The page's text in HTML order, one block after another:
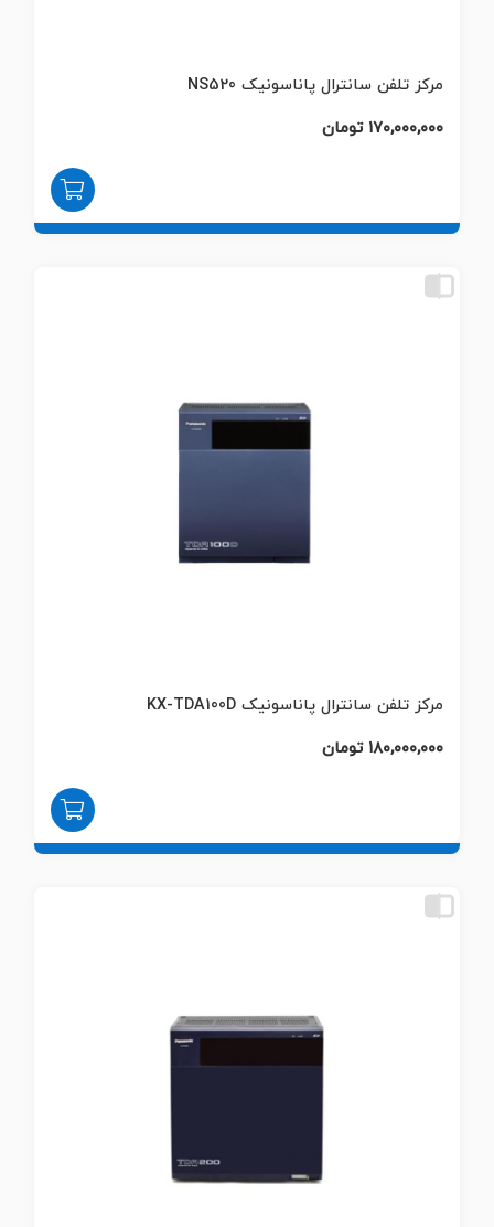
مرکز تلفن سانترال پاناسونیک NS520
۱۷۰,۰۰۰,۰۰۰ تومان
مرکز تلفن سانترال پاناسونیک KX-TDA100D
۱۸۰,۰۰۰,۰۰۰ تومان